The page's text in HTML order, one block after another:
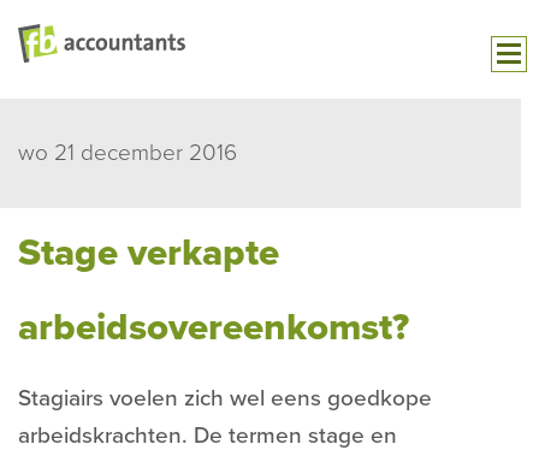
wo 21 december 2016
Stage verkapte
arbeidsovereenkomst?
Stagiairs voelen zich wel eens goedkope
arbeidskrachten. De termen stage en